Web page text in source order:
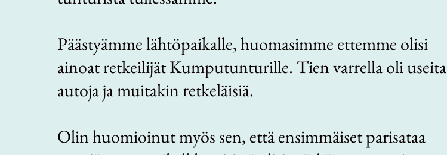
Päästyämme lähtöpaikalle, huomasimme ettemme olisi
ainoat retkeilijät Kumputunturille. Tien varrella oli useita
autoja ja muitakin retkeläisiä.
Olin huomioinut myös sen, että ensimmäiset parisataa